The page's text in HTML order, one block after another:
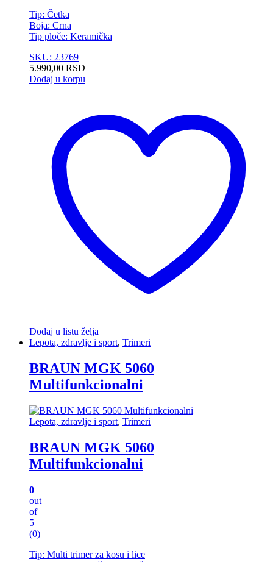
Tip: Četka
Boja: Crna
Tip ploče: Keramička
SKU: 23769
5.990,00 RSD
Dodaj u korpu
Dodaj u listu želja
Lepota, zdravlje i sport, Trimeri
BRAUN MGK 5060
Multifunkcionalni
Lepota, zdravlje i sport, Trimeri
BRAUN MGK 5060
Multifunkcionalni
0
out
of
5
(0)
Tip: Multi trimer za kosu i lice